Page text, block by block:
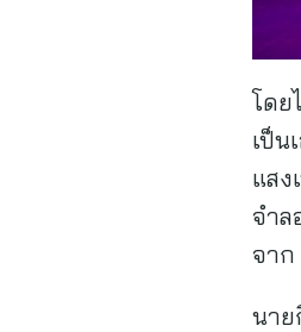
โดย
เป็น
แสง
จำล
จาก
นาย